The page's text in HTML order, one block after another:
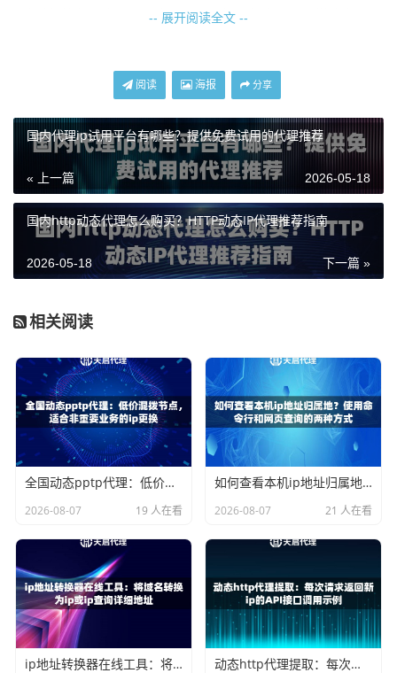
这就好比你要去很多家商店询价，如果每次都穿同样的衣
在价格监控场景中，使用代理IP主要能解决两个核心问题：
一是规避IP访问频率限制，通过轮换不同的IP来模拟多个“正
常用户”的访问行为；二是提高数据采集的稳定性和成功率
即使某个IP被暂时限制，也可以迅速切换到其他IP继续工
作，保证监控任务不间断。
电商价格爬虫，如何配置代理IP？
和正确的接入方式。下面以常见的编程语言Python为例，简
单说明如何将代理IP集成到你的爬虫代码中。
你需要从代理IP服务商那里获取API接口。一个优质的API接
口会返回格式规范的代理IP和端口信息。例如，天启代理提
供的API接口调用非常快捷，响应时间通常小于1秒，能让你
快速获取到可用的IP资源。
假设你使用的是HTTP/HTTPS代理，配置的核心就是在你的
网络请求中添加代理参数。以下是两种常见的方式：
方式一：在requests库中直接使用
import requests
从天启代理API获取一个代理IP（这里假设API返回格式为 ip:port）
proxy_ip_port = “从API获取的IP:端口”
proxies = {
-- 展开阅读全文 --
阅读 海报 分享
国内代理ip试用平台有哪些？提供免费试用的代理推荐
« 上一篇 2026-05-18
国内http动态代理怎么购买？HTTP动态IP代理推荐指南
下一篇 »
2026-05-18
相关阅读
全国动态pptp代理：低价混拨节点，适合非重要业务的ip更换
2026-08-07 19 人在看
如何查看本机ip地址归属地？使用命令行和网页查询的两种方式
2026-08-07 21 人在看
ip地址转换器在线工具：将域名转换为ip或ip查询详细地址 动态http代理提取：每次请求返回新ip的API接口调用示例